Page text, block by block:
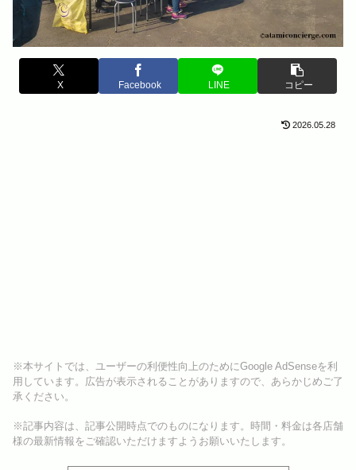
X Facebook LINE コピー
2026.05.28
※本サイトでは、ユーザーの利便性向上のためにGoogle AdSenseを利
用しています。広告が表示されることがありますので、あらかじめご了
承ください。
※記事内容は、記事公開時点でのものになります。時間・料金は各店舗
様の最新情報をご確認いただけますようお願いいたします。